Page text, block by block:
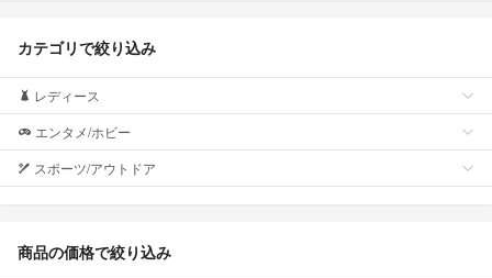
カテゴリで絞り込み
レディース
エンタメ/ホビー
スポーツ/アウトドア
商品の価格で絞り込み